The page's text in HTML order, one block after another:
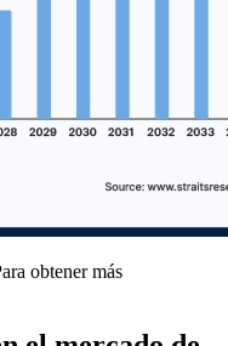
obtener más